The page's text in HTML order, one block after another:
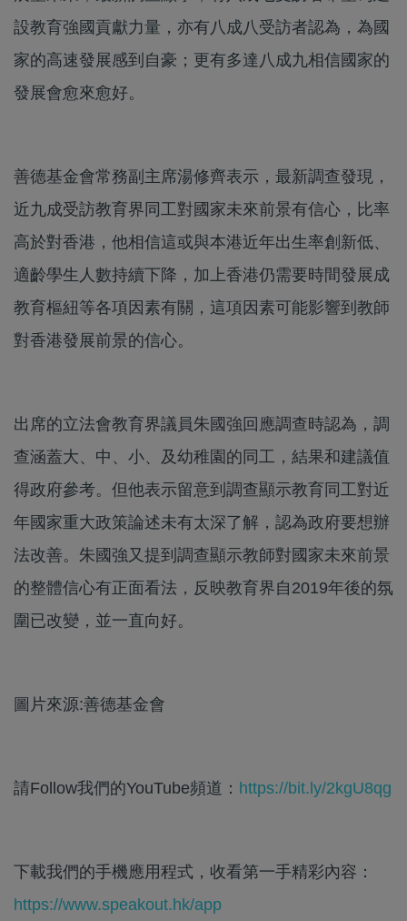
設教育強國貢獻力量，亦有八成八受訪者認為，為國
家的高速發展感到自豪；更有多達八成九相信國家的
發展會愈來愈好。
善德基金會常務副主席湯修齊表示，最新調查發現，
近九成受訪教育界同工對國家未來前景有信心，比率
高於對香港，他相信這或與本港近年出生率創新低、
適齡學生人數持續下降，加上香港仍需要時間發展成
教育樞紐等各項因素有關，這項因素可能影響到教師
對香港發展前景的信心。
出席的立法會教育界議員朱國強回應調查時認為，調
查涵蓋大、中、小、及幼稚園的同工，結果和建議值
得政府參考。但他表示留意到調查顯示教育同工對近
年國家重大政策論述未有太深了解，認為政府要想辦
法改善。朱國強又提到調查顯示教師對國家未來前景
的整體信心有正面看法，反映教育界自2019年後的氛
圍已改變，並一直向好。
圖片來源:善德基金會
請Follow我們的YouTube頻道： https://bit.ly/2kgU8qg
下載我們的手機應用程式，收看第一手精彩內容：
https://www.speakout.hk/app